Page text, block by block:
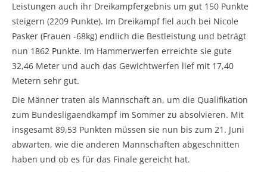
Leistungen auch ihr Dreikampfergebnis um gut 150 Punkte
steigern (2209 Punkte). Im Dreikampf fiel auch bei Nicole
Pasker (Frauen -68kg) endlich die Bestleistung und beträgt
nun 1862 Punkte. Im Hammerwerfen erreichte sie gute
32,46 Meter und auch das Gewichtwerfen lief mit 17,40
Metern sehr gut.
Die Männer traten als Mannschaft an, um die Qualifikation
zum Bundesligaendkampf im Sommer zu absolvieren. Mit
insgesamt 89,53 Punkten müssen sie nun bis zum 21. Juni
abwarten, wie die anderen Mannschaften abgeschnitten
haben und ob es für das Finale gereicht hat.